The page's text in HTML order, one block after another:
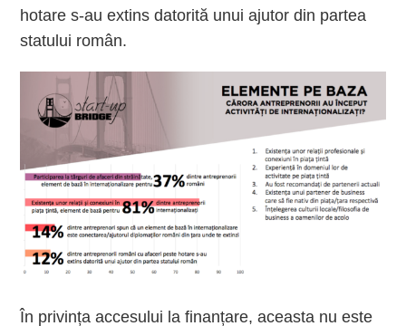
hotare s-au extins datorită unui ajutor din partea
statului român.
În privința accesului la finanțare, aceasta nu este